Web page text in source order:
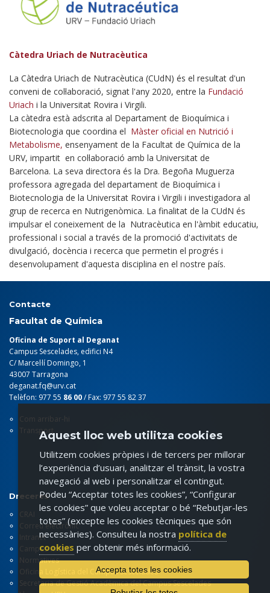
Càtedra Uriach de Nutracèutica
La Càtedra Uriach de Nutracèutica (CUdN) és el resultat d'un
conveni de col·laboració, signat l'any 2020, entre la Fundació
Uriach i la Universitat Rovira i Virgili.
La càtedra està adscrita al Departament de Bioquímica i
Biotecnologia que coordina el Màster oficial en Nutrició i
Metabolisme, ensenyament de la Facultat de Química de la
URV, impartit en col·laboració amb la Universitat de
Barcelona. La seva directora és la Dra. Begoña Muguerza
professora agregada del departament de Bioquímica i
Biotecnologia de la Universitat Rovira i Virgili i investigadora al
grup de recerca en Nutrigenòmica. La finalitat de la CUdN és
impulsar el coneixement de la Nutracèutica en l'àmbit educatiu,
professional i social a través de la promoció d'activitats de
divulgació, docència i recerca que permetin el progrés i
desenvolupament d'aquesta disciplina en el nostre país.
Contacte
Facultat de Química
Oficina de Suport al Deganat
Campus Sescelades, edifici N4
C/ Marcel·lí Domingo, 1
43007 Tarragona
deganat.fq@urv.cat
Telèfon: 977 55 86 00/ Fax: 977 55 82 37
Com arribar-hi
Transport
Dreceres
CRAI
Correu electrònic
Intranet
Campus virtual
Normatives
Oficina Logística del Campus Sescelades
Secretaria de Gestió Acadèmica del Campus Sescelades
Aquest lloc web utilitza cookies
Utilitzem cookies pròpies i de tercers per millorar
l’experiència d’usuari, analitzar el trànsit, la vostra
navegació al web i personalitzar el contingut.
Podeu “Acceptar totes les cookies”, “Configurar
les cookies” que voleu acceptar o bé “Rebutjar-les
totes” (excepte les cookies tècniques que són
necessàries). Consulteu la nostra política de
cookies per obtenir més informació.
Accepta totes les cookies